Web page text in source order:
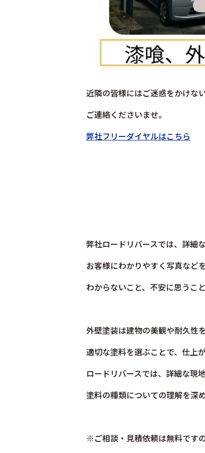
近隣の皆様にはご迷惑をかけな
ご連絡くださいませ。
弊社フリーダイヤルはこちら
弊社ロードリバースでは、詳細
お客様にわかりやすく写真など
わからないこと、不安に思うこ
外壁塗装は建物の美観や耐久性
適切な塗料を選ぶことで、仕上
ロードリバースでは、詳細な現
塗料の種類についての理解を深
※ご相談・見積依頼は無料です